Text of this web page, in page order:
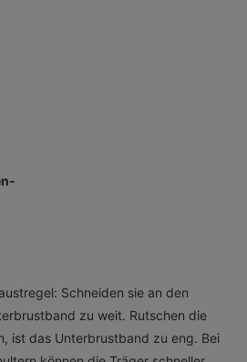
Schneiden sie an den
zu weit. Rutschen die
ist das Unterbrustband zu eng. Bei